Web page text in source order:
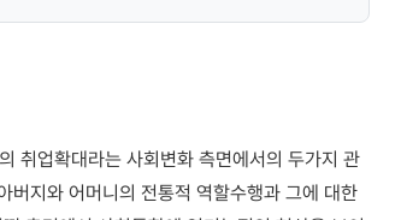
취업확대라는 사회변화 측면에서의 두가지 관
버지와 어머니의 전통적 역할수행과 그에 대한